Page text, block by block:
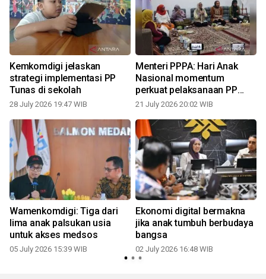
Kemkomdigi jelaskan
strategi implementasi PP
Tunas di sekolah
28 July 2026 19:47 WIB
Menteri PPPA: Hari Anak
Nasional momentum
perkuat pelaksanaan PP
Tunas
21 July 2026 20:02 WIB
Wamenkomdigi: Tiga dari
lima anak palsukan usia
untuk akses medsos
05 July 2026 15:39 WIB
Ekonomi digital bermakna
jika anak tumbuh berbudaya
bangsa
02 July 2026 16:48 WIB